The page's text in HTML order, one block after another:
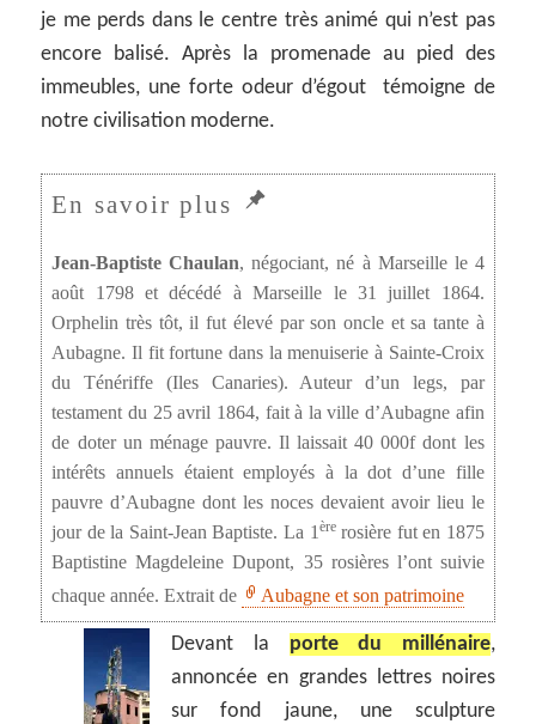
je me perds dans le centre très animé qui n’est pas
encore balisé. Après la promenade au pied des
immeubles, une forte odeur d’égout témoigne de
notre civilisation moderne.
Jean-Baptiste Chaulan, négociant, né à Marseille le 4
août 1798 et décédé à Marseille le 31 juillet 1864.
Orphelin très tôt, il fut élevé par son oncle et sa tante à
Aubagne. Il fit fortune dans la menuiserie à Sainte-Croix
du Ténériffe (Iles Canaries). Auteur d’un legs, par
testament du 25 avril 1864, fait à la ville d’Aubagne afin
de doter un ménage pauvre. Il laissait 40 000f dont les
intérêts annuels étaient employés à la dot d’une fille
pauvre d’Aubagne dont les noces devaient avoir lieu le
jour de la Saint-Jean Baptiste. La 1èrerosière fut en 1875
Baptistine Magdeleine Dupont, 35 rosières l’ont suivie
chaque année. Extrait de
Aubagne et son patrimoine
Devant la porte du millénaire,
annoncée en grandes lettres noires
sur fond jaune, une sculpture